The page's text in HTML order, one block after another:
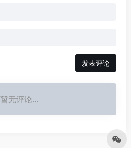
发表评论
暂无评论...